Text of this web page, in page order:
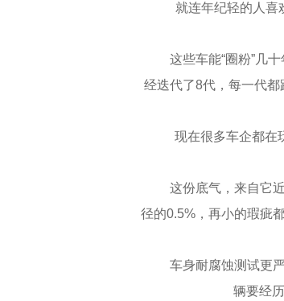
就连年纪轻的人喜欢
这些车能“圈粉”几十
经迭代了8代，每一代
现在很多车企都在玩
这份底气，来自它近
径的0.5%，再小的瑕疵
车身耐腐蚀测试更严
辆要经